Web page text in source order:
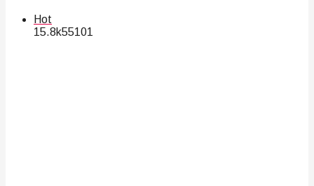
Hot
15.8k55101